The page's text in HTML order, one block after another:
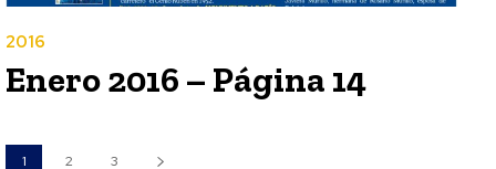
2016
Enero 2016 – Página 14
1 2 3